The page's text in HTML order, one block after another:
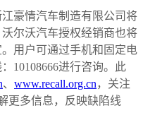
豪情汽车制造有限公司将
尔沃汽车授权经销商也将
用户可通过手机和固定电
10108666进行咨询。此
、 www.recall.org.cn ，关注
更多信息，反映缺陷线